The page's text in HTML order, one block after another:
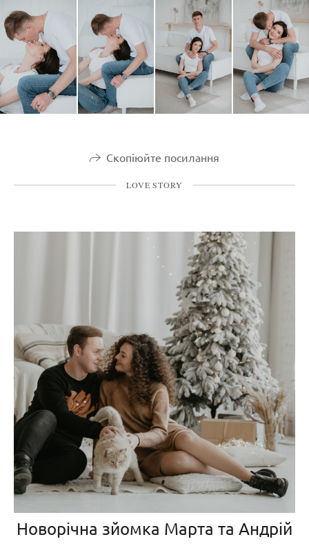
Скопіюйте посилання
LOVE STORY
Новорічна зйомка Марта та Андрій